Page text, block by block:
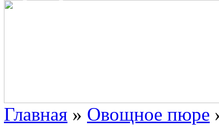
Главная » Овощное пюре